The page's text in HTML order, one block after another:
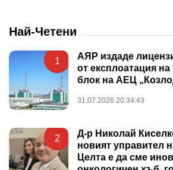
Най-Четени
1
АЯР издаде
от експлоатация
блок на АЕЦ
31.07.2026 20:34:43
2
Д-р Николай
новият управител
Целта е да сме